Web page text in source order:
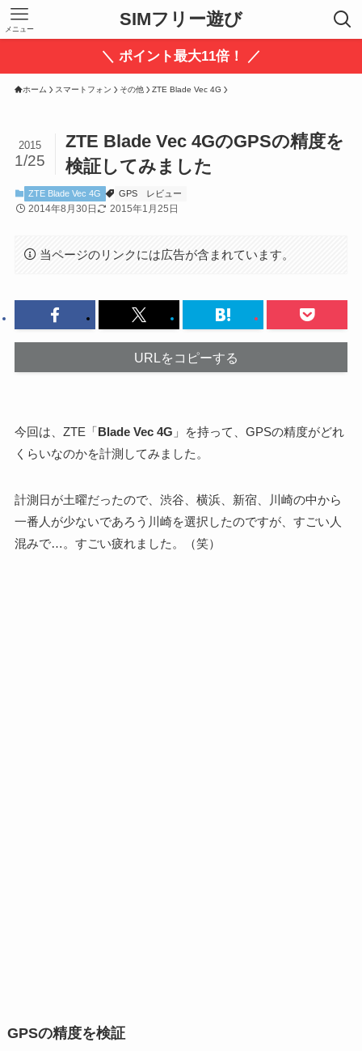
SIMフリー遊び
メニュー
＼ ポイント最大11倍！ ／
ホーム スマートフォン その他 ZTE Blade Vec 4G
ZTE Blade Vec 4GのGPSの精度を
検証してみました
2015
1/25
ZTE Blade Vec 4G GPS レビュー
2014年8月30日 2015年1月25日
当ページのリンクには広告が含まれています。
URLをコピーする
今回は、ZTE「Blade Vec 4G 」を持って、GPSの精度がどれ
くらいなのかを計測してみました。
計測日が土曜だったので、渋谷、横浜、新宿、川崎の中から
一番人が少ないであろう川崎を選択したのですが、すごい人
混みで…。すごい疲れました。（笑）
GPSの精度を検証